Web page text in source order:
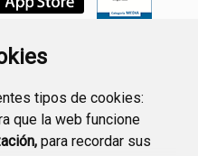
tipos de cookies:
que la web funcione
para recordar sus